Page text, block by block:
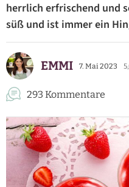
herrlich erfrischend und
süß und ist immer ein
EMMI 7. Mai 2023
293 Kommentare